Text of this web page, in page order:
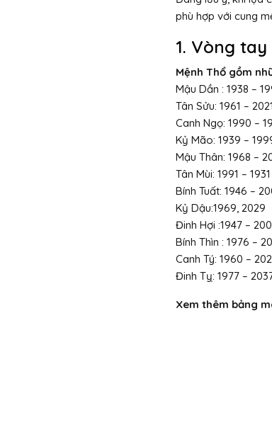
phù hợp với cung
1. Vòng
Mệnh Thổ gồm
Mậu Dần : 1938 –
Tân Sửu: 1961 – 2021
Canh Ngọ: 1990 –
Kỷ Mão: 1939 –
Mậu Thân: 1968 –
Tân Mùi: 1991 – 1931
Bính Tuất: 1946 –
Kỷ Dậu:1969, 2029
Đinh Hợi :1947 –
Bính Thìn : 1976 –
Canh Tý: 1960 –
Đinh Tỵ: 1977 –
Xem thêm bảng